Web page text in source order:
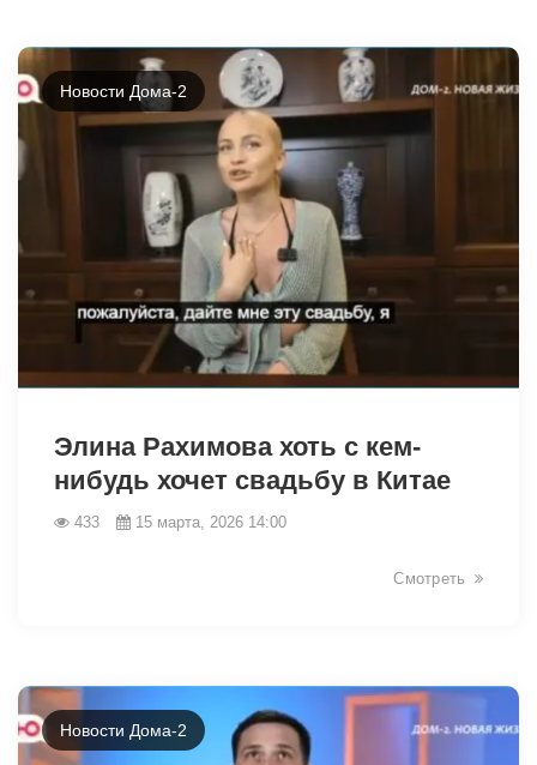
Новости Дома-2
Элина Рахимова хоть с кем-
нибудь хочет свадьбу в Китае
433 15 марта, 2026 14:00
Смотреть
Новости Дома-2